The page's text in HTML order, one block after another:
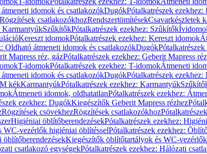
idomok és csatlakozókDugókPótalkatrészek ezekhez:
Rögzítések csatlakozókhozRendszertömítésekCsavarkészletek
KarmantyúkSzűkítőkPótalkatrészek ezekhez: Szűkítők
Kereszt idomokPótalkatrészek ezekhez: Kereszt idomok
Oldható átmeneti idomok és csatlakozókDugók
Mapress réz, gázPótalkatrészek ezekhez: Geberit Mapress
T-idomokPótalkatrészek ezekhez: T-idomokÁtmeneti
idomok és csatlakozókDugókPótalkatrészek ezekhez:
kékKarmantyúkPótalkatrészek ezekhez: Karmantyúk
Átmeneti idomok, oldhatatlanPótalkatrészek ezekhez:
ezekhez: DugókKiegészítők Geberit Mapress rézhez
Rögzítések csövekhezRögzítések csatlakozókhoz
Higiéniai öblítőberendezésekPótalkatrészek ezekhez:
WC-vezérlők higiéniai öblítésselPótalkatrészek ezekhez:
öblítőberendezésekKiegészítők öblítőtartályok és WC-
csatlakozó egységekPótalkatrészek ezekhez: Hálózati